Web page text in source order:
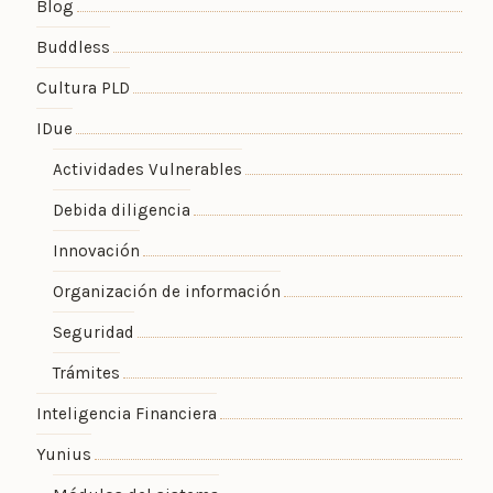
Blog
Buddless
Cultura PLD
IDue
Actividades Vulnerables
Debida diligencia
Innovación
Organización de información
Seguridad
Trámites
Inteligencia Financiera
Yunius